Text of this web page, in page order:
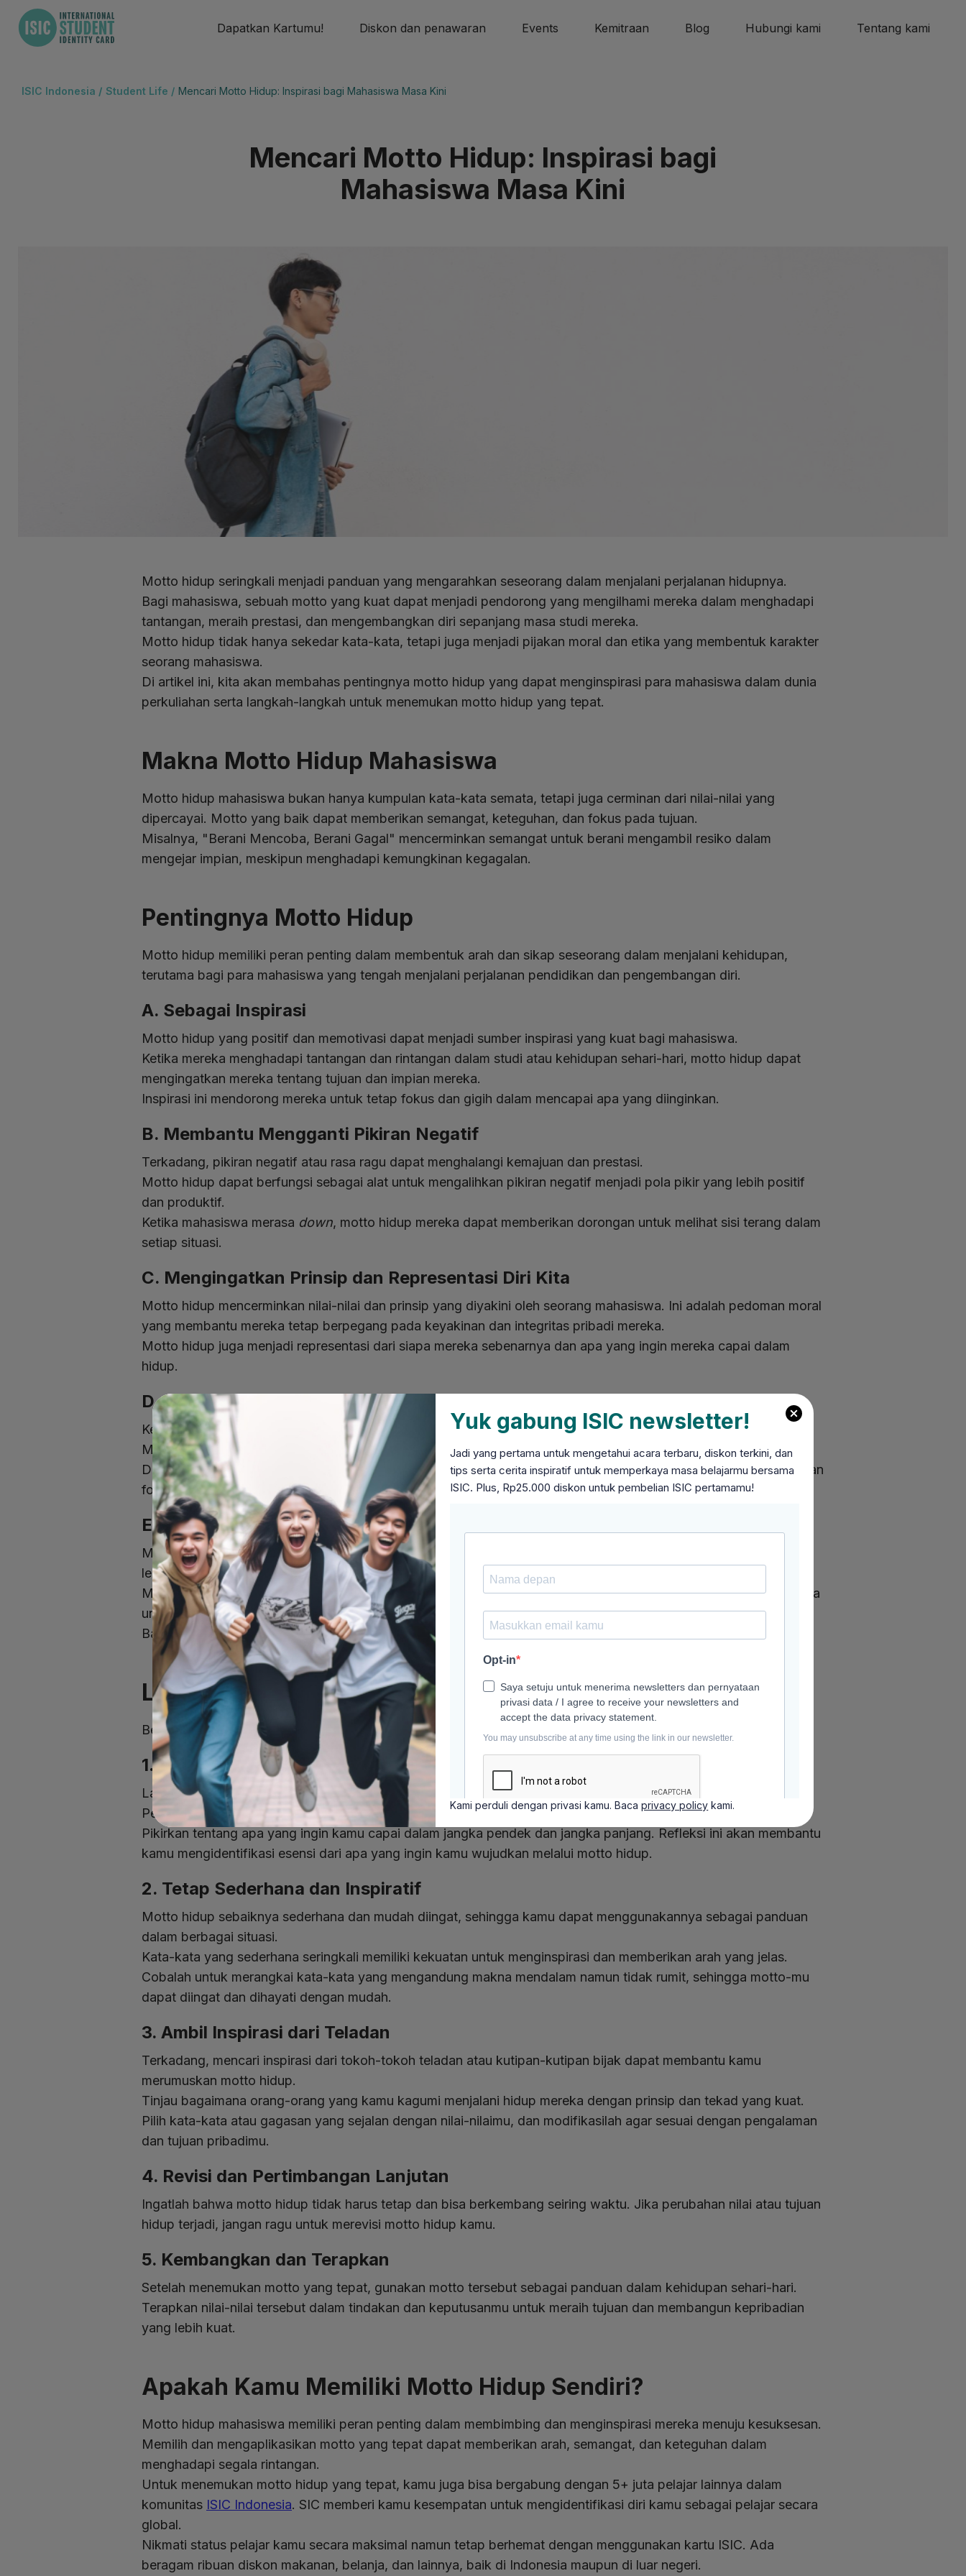
Dapatkan Kartumu! Diskon dan penawaran Events Kemitraan Blog Hubungi kami Tentang kami
ISIC Indonesia / Student Life / Mencari Motto Hidup: Inspirasi bagi Mahasiswa Masa Kini
Mencari Motto Hidup: Inspirasi bagi
Mahasiswa Masa Kini
Motto hidup seringkali menjadi panduan yang mengarahkan seseorang dalam menjalani perjalanan hidupnya.
Bagi mahasiswa, sebuah motto yang kuat dapat menjadi pendorong yang mengilhami mereka dalam menghadapi
tantangan, meraih prestasi, dan mengembangkan diri sepanjang masa studi mereka.
Motto hidup tidak hanya sekedar kata-kata, tetapi juga menjadi pijakan moral dan etika yang membentuk karakter
seorang mahasiswa.
Di artikel ini, kita akan membahas pentingnya motto hidup yang dapat menginspirasi para mahasiswa dalam dunia
perkuliahan serta langkah-langkah untuk menemukan motto hidup yang tepat.
Makna Motto Hidup Mahasiswa
Motto hidup mahasiswa bukan hanya kumpulan kata-kata semata, tetapi juga cerminan dari nilai-nilai yang
dipercayai. Motto yang baik dapat memberikan semangat, keteguhan, dan fokus pada tujuan.
Misalnya, "Berani Mencoba, Berani Gagal" mencerminkan semangat untuk berani mengambil resiko dalam
mengejar impian, meskipun menghadapi kemungkinan kegagalan.
Pentingnya Motto Hidup
Motto hidup memiliki peran penting dalam membentuk arah dan sikap seseorang dalam menjalani kehidupan,
terutama bagi para mahasiswa yang tengah menjalani perjalanan pendidikan dan pengembangan diri.
A. Sebagai Inspirasi
Motto hidup yang positif dan memotivasi dapat menjadi sumber inspirasi yang kuat bagi mahasiswa.
Ketika mereka menghadapi tantangan dan rintangan dalam studi atau kehidupan sehari-hari, motto hidup dapat
mengingatkan mereka tentang tujuan dan impian mereka.
Inspirasi ini mendorong mereka untuk tetap fokus dan gigih dalam mencapai apa yang diinginkan.
B. Membantu Mengganti Pikiran Negatif
Terkadang, pikiran negatif atau rasa ragu dapat menghalangi kemajuan dan prestasi.
Motto hidup dapat berfungsi sebagai alat untuk mengalihkan pikiran negatif menjadi pola pikir yang lebih positif
dan produktif.
Ketika mahasiswa merasa down, motto hidup mereka dapat memberikan dorongan untuk melihat sisi terang dalam
setiap situasi.
C. Mengingatkan Prinsip dan Representasi Diri Kita
Motto hidup mencerminkan nilai-nilai dan prinsip yang diyakini oleh seorang mahasiswa. Ini adalah pedoman moral
yang membantu mereka tetap berpegang pada keyakinan dan integritas pribadi mereka.
Motto hidup juga menjadi representasi dari siapa mereka sebenarnya dan apa yang ingin mereka capai dalam
hidup.
D. Membantu Menenangkan Pikiran
Kehidupan mahasiswa sering kali penuh dengan tekanan akademik, sosial, dan pribadi.
Motto hidup dapat berfungsi sebagai mantra yang membantu meredakan pikiran yang gelisah dan cemas.
Dalam saat-saat sulit, mengulang motto hidup secara mental dapat membantu mahasiswa merasa lebih tenang dan
fokus.
E. Membantu Mengubah Kebiasaan
Motto hidup dapat berperan dalam membantu mahasiswa mengubah kebiasaan buruk menjadi kebiasaan yang
lebih baik.
Misalnya, jika seorang mahasiswa memiliki motto "Konsisten dalam Pengembangan Diri," itu dapat mendorongnya
untuk lebih konsisten dalam belajar, berolahraga, atau mengembangkan keterampilan baru.
Baca juga:
Pengalaman dan Manfaat Mengikuti Program Pertukaran Mahasiswa Merdeka
Langkah-langkah Menemukan Motto Hidup yang Tepat
Berikut adalah langkah-langkah yang bisa kamu lakukan untuk menemukan motto hidup yang sesuai:
1. Refleksi Pribadi
Langkah pertama dalam menemukan motto hidup yang tepat adalah dengan merenung tentang dirimu sendiri.
Pertimbangkan nilai-nilai apa yang paling penting bagimu dalam hidup.
Pikirkan tentang apa yang ingin kamu capai dalam jangka pendek dan jangka panjang. Refleksi ini akan membantu
kamu mengidentifikasi esensi dari apa yang ingin kamu wujudkan melalui motto hidup.
2. Tetap Sederhana dan Inspiratif
Motto hidup sebaiknya sederhana dan mudah diingat, sehingga kamu dapat menggunakannya sebagai panduan
dalam berbagai situasi.
Kata-kata yang sederhana seringkali memiliki kekuatan untuk menginspirasi dan memberikan arah yang jelas.
Cobalah untuk merangkai kata-kata yang mengandung makna mendalam namun tidak rumit, sehingga motto-mu
dapat diingat dan dihayati dengan mudah.
3. Ambil Inspirasi dari Teladan
Terkadang, mencari inspirasi dari tokoh-tokoh teladan atau kutipan-kutipan bijak dapat membantu kamu
merumuskan motto hidup.
Tinjau bagaimana orang-orang yang kamu kagumi menjalani hidup mereka dengan prinsip dan tekad yang kuat.
Pilih kata-kata atau gagasan yang sejalan dengan nilai-nilaimu, dan modifikasilah agar sesuai dengan pengalaman
dan tujuan pribadimu.
4. Revisi dan Pertimbangan Lanjutan
Ingatlah bahwa motto hidup tidak harus tetap dan bisa berkembang seiring waktu. Jika perubahan nilai atau tujuan
hidup terjadi, jangan ragu untuk merevisi motto hidup kamu.
5. Kembangkan dan Terapkan
Setelah menemukan motto yang tepat, gunakan motto tersebut sebagai panduan dalam kehidupan sehari-hari.
Terapkan nilai-nilai tersebut dalam tindakan dan keputusanmu untuk meraih tujuan dan membangun kepribadian
yang lebih kuat.
Apakah Kamu Memiliki Motto Hidup Sendiri?
Motto hidup mahasiswa memiliki peran penting dalam membimbing dan menginspirasi mereka menuju kesuksesan.
Memilih dan mengaplikasikan motto yang tepat dapat memberikan arah, semangat, dan keteguhan dalam
menghadapi segala rintangan.
Untuk menemukan motto hidup yang tepat, kamu juga bisa bergabung dengan 5+ juta pelajar lainnya dalam
komunitas ISIC Indonesia. SIC memberi kamu kesempatan untuk mengidentifikasi diri kamu sebagai pelajar secara
global.
Nikmati status pelajar kamu secara maksimal namun tetap berhemat dengan menggunakan kartu ISIC. Ada
beragam ribuan diskon makanan, belanja, dan lainnya, baik di Indonesia maupun di luar negeri.
Yuk gabung ISIC newsletter!
Jadi yang pertama untuk mengetahui acara terbaru, diskon terkini, dan
tips serta cerita inspiratif untuk memperkaya masa belajarmu bersama
ISIC. Plus, Rp25.000 diskon untuk pembelian ISIC pertamamu!
Kami perduli dengan privasi kamu. Bacaprivacy policy kami.